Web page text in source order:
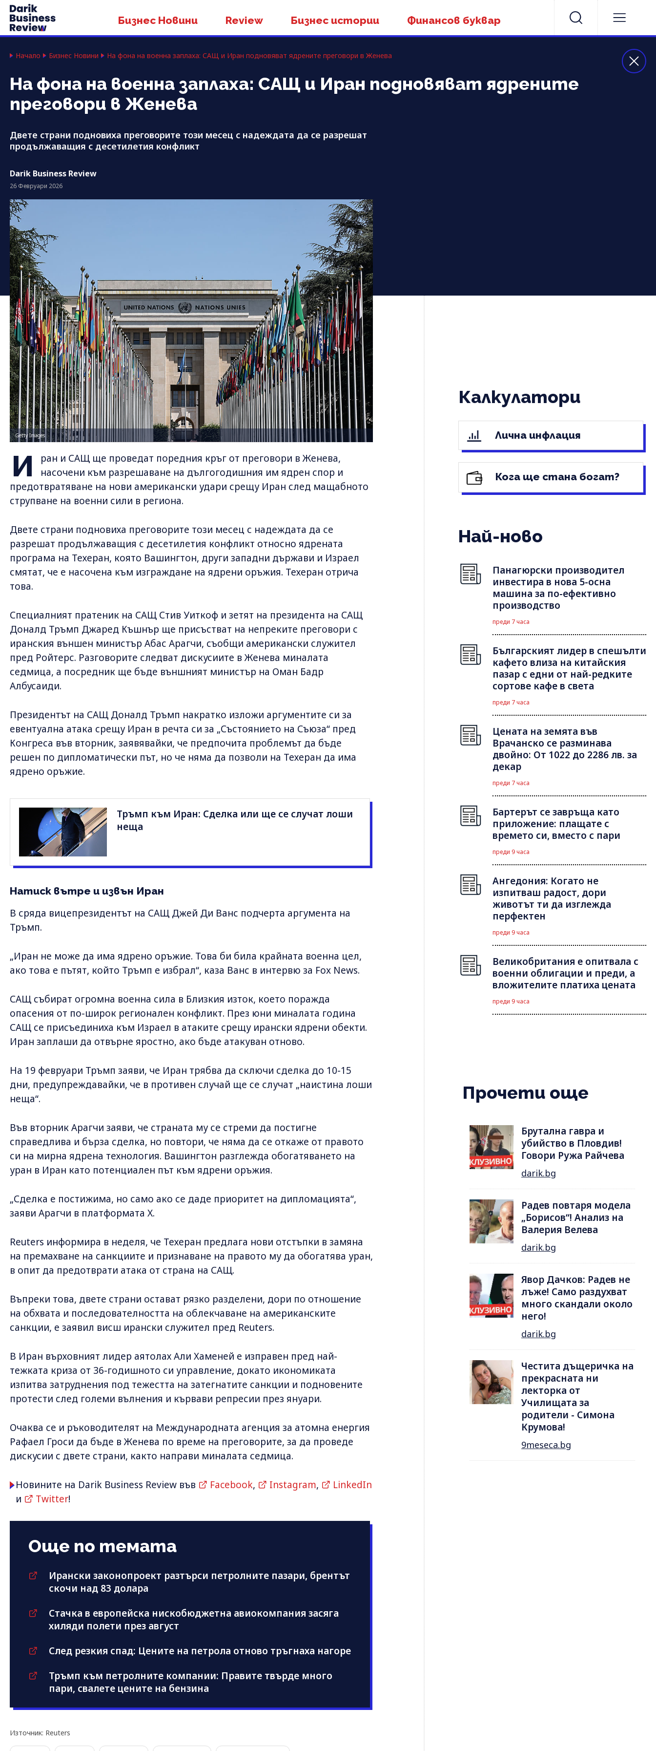
Бизнес Новини Review Бизнес истории Финансов буквар
Начало Бизнес Новини На фона на военна заплаха: САЩ и Иран подновяват ядрените преговори в Женева
На фона на военна заплаха: САЩ и Иран подновяват ядрените
преговори в Женева
Двете страни подновиха преговорите този месец с надеждата да се разрешат
продължаващия с десетилетия конфликт
Darik Business Review
26 Февруари 2026
Getty Images
И
ран и САЩ ще проведат поредния кръг от преговори в Женева,
насочени към разрешаване на дългогодишния им ядрен спор и
предотвратяване на нови американски удари срещу Иран след мащабното
струпване на военни сили в региона.
Двете страни подновиха преговорите този месец с надеждата да се
разрешат продължаващия с десетилетия конфликт относно ядрената
програма на Техеран, която Вашингтон, други западни държави и Израел
смятат, че е насочена към изграждане на ядрени оръжия. Техеран отрича
това.
Специалният пратеник на САЩ Стив Уиткоф и зетят на президента на САЩ
Доналд Тръмп Джаред Къшнър ще присъстват на непреките преговори с
иранския външен министър Абас Арагчи, съобщи американски служител
пред Ройтерс. Разговорите следват дискусиите в Женева миналата
седмица, а посредник ще бъде външният министър на Оман Бадр
Албусаиди.
Президентът на САЩ Доналд Тръмп накратко изложи аргументите си за
евентуална атака срещу Иран в речта си за „Състоянието на Съюза“ пред
Конгреса във вторник, заявявайки, че предпочита проблемът да бъде
решен по дипломатически път, но че няма да позволи на Техеран да има
ядрено оръжие.
Тръмп към Иран: Сделка или ще се случат лоши
неща
Натиск вътре и извън Иран
В сряда вицепрезидентът на САЩ Джей Ди Ванс подчерта аргумента на
Тръмп.
„Иран не може да има ядрено оръжие. Това би била крайната военна цел,
ако това е пътят, който Тръмп е избрал“, каза Ванс в интервю за Fox News.
САЩ събират огромна военна сила в Близкия изток, което поражда
опасения от по-широк регионален конфликт. През юни миналата година
САЩ се присъединиха към Израел в атаките срещу ирански ядрени обекти.
Иран заплаши да отвърне яростно, ако бъде атакуван отново.
На 19 февруари Тръмп заяви, че Иран трябва да сключи сделка до 10-15
дни, предупреждавайки, че в противен случай ще се случат „наистина лоши
неща“.
Във вторник Арагчи заяви, че страната му се стреми да постигне
справедлива и бърза сделка, но повтори, че няма да се откаже от правото
си на мирна ядрена технология. Вашингтон разглежда обогатяването на
уран в Иран като потенциален път към ядрени оръжия.
„Сделка е постижима, но само ако се даде приоритет на дипломацията“,
заяви Арагчи в платформата X.
Reuters информира в неделя, че Техеран предлага нови отстъпки в замяна
на премахване на санкциите и признаване на правото му да обогатява уран,
в опит да предотврати атака от страна на САЩ.
Въпреки това, двете страни остават рязко разделени, дори по отношение
на обхвата и последователността на облекчаване на американските
санкции, е заявил висш ирански служител пред Reuters.
В Иран върховният лидер аятолах Али Хаменей е изправен пред най-
тежката криза от 36-годишното си управление, докато икономиката
изпитва затруднения под тежестта на затегнатите санкции и подновените
протести след големи вълнения и кървави репресии през януари.
Очаква се и ръководителят на Международната агенция за атомна енергия
Рафаел Гроси да бъде в Женева по време на преговорите, за да проведе
дискусии с двете страни, както направи миналата седмица.
Новините на Darik Business Review във Facebook, Instagram,
LinkedIn
и
Twitter!
Още по темата
Ирански законопроект разтърси петролните пазари, брентът
скочи над 83 долара
Стачка в европейска нискобюджетна авиокомпания засяга
хиляди полети през август
След резкия спад: Цените на петрола отново тръгнаха нагоре
Тръмп към петролните компании: Правите твърде много
пари, свалете цените на бензина
Източник: Reuters
Калкулатори
Лична инфлация
Кога ще стана богат?
Най-ново
Панагюрски производител
инвестира в нова 5-осна
машина за по-ефективно
производство
преди 7 часа
Българският лидер в спешълти
кафето влиза на китайския
пазар с едни от най-редките
сортове кафе в света
преди 7 часа
Цената на земята във
Врачанско се разминава
двойно: От 1022 до 2286 лв. за
декар
преди 7 часа
Бартерът се завръща като
приложение: плащате с
времето си, вместо с пари
преди 9 часа
Ангедония: Когато не
изпитваш радост, дори
животът ти да изглежда
перфектен
преди 9 часа
Великобритания е опитвала с
военни облигации и преди, а
вложителите платиха цената
преди 9 часа
Прочети още
Брутална гавра и
убийство в Пловдив!
Говори Ружа Райчева
darik.bg
Радев повтаря модела
„Борисов“! Анализ на
Валерия Велева
darik.bg
Явор Дачков: Радев не
лъже! Само раздухват
много скандали около
него!
darik.bg
Честита дъщеричка на
прекрасната ни
лекторка от
Училищата за
родители - Симона
Крумова!
9meseca.bg